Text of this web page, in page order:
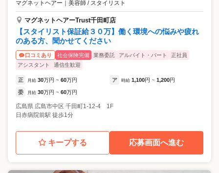
マグネットヘアー 美容師 / スタイリスト
マグネットヘアーTrust千田町店
【スタイリスト保証給３０万】働く環境への悩みや疲れ
のある方、聞かせてください
口コミあり 社会保険完備 業務委託 アルバイト・パート
正社員
アシスタント
通信生歓迎
正 月給 30万円 ~ 60万円 ア 時給 1,100円 ~ 1,200円
委 月給 30万円 ~ 60万円
広島県 広島市中区 千田町1-12-4 1F
日赤病院前駅 徒歩1分
キープする 応募画面へ進む